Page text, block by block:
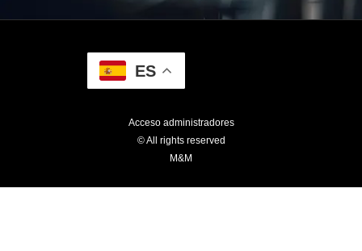
ES
Acceso administradores
© All rights reserved
M&M